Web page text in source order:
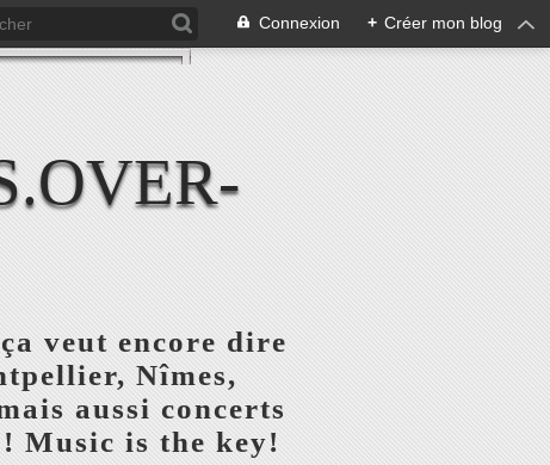
Connexion + Créer mon blog
veut encore dire
Nîmes,
aussi concerts
Music is the key!